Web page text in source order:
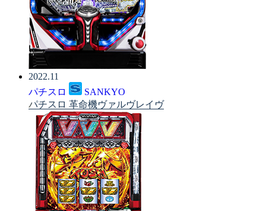
2022.11
パチスロ
SANKYO
パチスロ 革命機ヴァルヴレイヴ